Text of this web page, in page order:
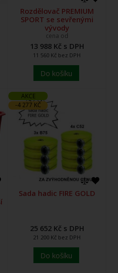
Rozdělovač PREMIUM
SPORT se sevřenými
vývody
cena od
13 988 Kč s DPH
11 560 Kč bez DPH
Do košíku
AKCE
-4 277 KČ
Sada hadic FIRE GOLD
25 652 Kč s DPH
21 200 Kč bez DPH
Do košíku